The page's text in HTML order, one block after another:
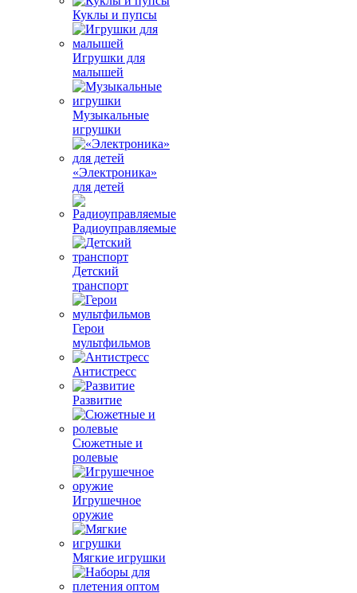
Куклы и пупсы
Игрушки для
малышей
Музыкальные
игрушки
«Электроника»
для детей
Радиоуправляемые
Детский
транспорт
Герои
мультфильмов
Антистресс
Развитие
Сюжетные и
ролевые
Игрушечное
оружие
Мягкие игрушки